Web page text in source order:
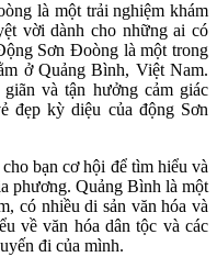
là một trải nghiệm khám
vời dành cho những ai có
Sơn Đoòng là một trong
ở Quảng Bình, Việt Nam.
và tận hưởng cảm giác
đẹp kỳ diệu của động Sơn
bạn cơ hội để tìm hiểu và
phương. Quảng Bình là một
có nhiều di sản văn hóa và
về văn hóa dân tộc và các
đi của mình.